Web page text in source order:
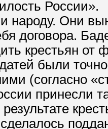
России».
народу. Они
договора.
крестьян
были
(согласно
принесли